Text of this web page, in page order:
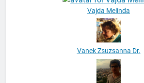
Vanek Zsuzsanna Dr.
Varga Máté